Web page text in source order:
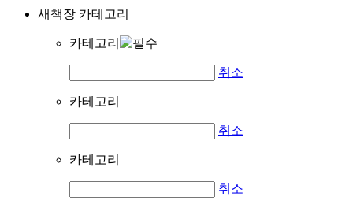
새책장 카테고리
카테고리
취소
카테고리
취소
카테고리
취소